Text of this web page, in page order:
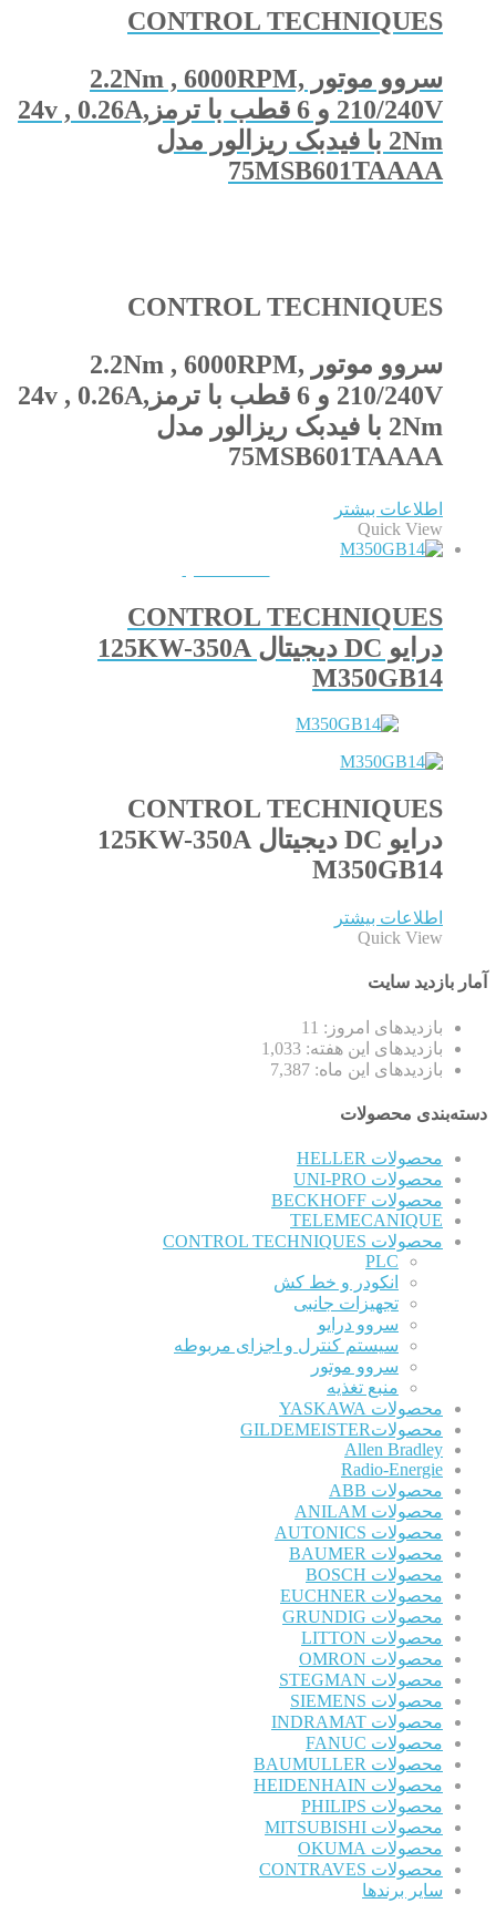
CONTROL TECHNIQUES
سروو موتور 2.2Nm , 6000RPM,
210/240V و 6 قطب با ترمز24v , 0.26A,
2Nm با فیدبک ریزالور مدل
75MSB601TAAAA
CONTROL TECHNIQUES
سروو موتور 2.2Nm , 6000RPM,
210/240V و 6 قطب با ترمز24v , 0.26A,
2Nm با فیدبک ریزالور مدل
75MSB601TAAAA
اطلاعات بیشتر
Quick View
CONTROL TECHNIQUES
درایو DC دیجیتال 125KW-350A
M350GB14
CONTROL TECHNIQUES
درایو DC دیجیتال 125KW-350A
M350GB14
اطلاعات بیشتر
Quick View
آمار بازدید سایت
بازدیدهای امروز: 11
بازدیدهای این هفته: 1,033
بازدیدهای این ماه: 7,387
دسته‌بندی محصولات
محصولات HELLER
محصولات UNI-PRO
محصولات BECKHOFF
TELEMECANIQUE
محصولات CONTROL TECHNIQUES
PLC
انکودر و خط کش
تجهیزات جانبی
سروو درایو
سیستم کنترل و اجزای مربوطه
سروو موتور
منبع تغذیه
محصولات YASKAWA
محصولاتGILDEMEISTER
Allen Bradley
Radio-Energie
محصولات ABB
محصولات ANILAM
محصولات AUTONICS
محصولات BAUMER
محصولات BOSCH
محصولات EUCHNER
محصولات GRUNDIG
محصولات LITTON
محصولات OMRON
محصولات STEGMAN
محصولات SIEMENS
محصولات INDRAMAT
محصولات FANUC
محصولات BAUMULLER
محصولات HEIDENHAIN
محصولات PHILIPS
محصولات MITSUBISHI
محصولات OKUMA
محصولات CONTRAVES
سایر برندها